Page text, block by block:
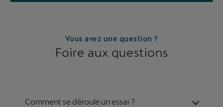
Vous avez une question ?
Foire aux questions
Comment se déroule un essai ?